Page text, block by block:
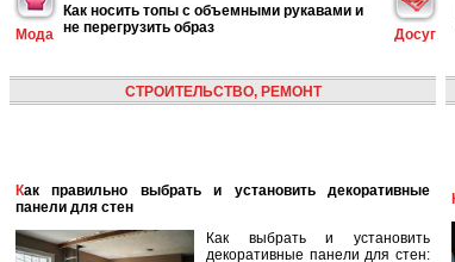
Мода
Как носить топы с объемными рукавами и
не перегрузить образ
Досуг
СТРОИТЕЛЬСТВО, РЕМОНТ
Как правильно выбрать и установить декоративные
панели для стен
Как выбрать и установить
декоративные панели для стен: